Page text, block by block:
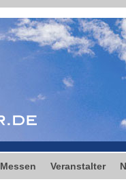
Messen Veranstalter